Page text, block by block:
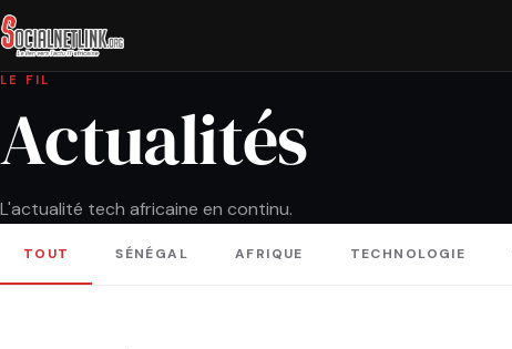
LE FIL
Actualités
L'actualité tech africaine en continu.
TOUT SÉNÉGAL AFRIQUE TECHNOLOGIE